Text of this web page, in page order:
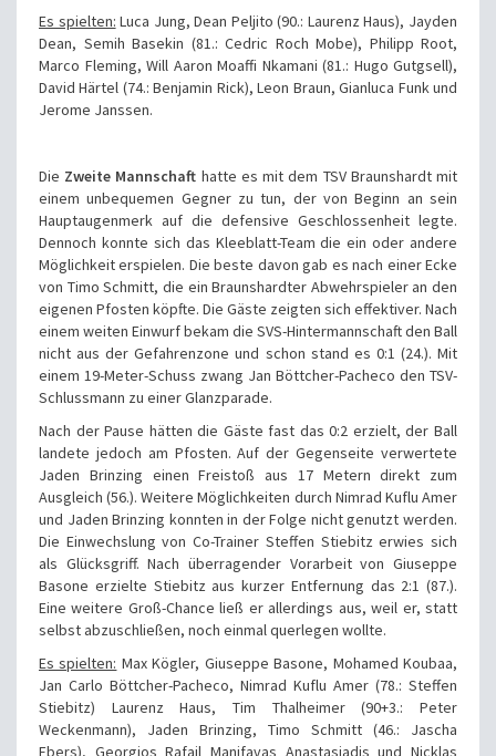
Es spielten: Luca Jung, Dean Peljito (90.: Laurenz Haus), Jayden
Dean, Semih Basekin (81.: Cedric Roch Mobe), Philipp Root,
Marco Fleming, Will Aaron Moaffi Nkamani (81.: Hugo Gutgsell),
David Härtel (74.: Benjamin Rick), Leon Braun, Gianluca Funk und
Jerome Janssen.
Die Zweite Mannschaft hatte es mit dem TSV Braunshardt mit
einem unbequemen Gegner zu tun, der von Beginn an sein
Hauptaugenmerk auf die defensive Geschlossenheit legte.
Dennoch konnte sich das Kleeblatt-Team die ein oder andere
Möglichkeit erspielen. Die beste davon gab es nach einer Ecke
von Timo Schmitt, die ein Braunshardter Abwehrspieler an den
eigenen Pfosten köpfte. Die Gäste zeigten sich effektiver. Nach
einem weiten Einwurf bekam die SVS-Hintermannschaft den Ball
nicht aus der Gefahrenzone und schon stand es 0:1 (24.). Mit
einem 19-Meter-Schuss zwang Jan Böttcher-Pacheco den TSV-
Schlussmann zu einer Glanzparade.
Nach der Pause hätten die Gäste fast das 0:2 erzielt, der Ball
landete jedoch am Pfosten. Auf der Gegenseite verwertete
Jaden Brinzing einen Freistoß aus 17 Metern direkt zum
Ausgleich (56.). Weitere Möglichkeiten durch Nimrad Kuflu Amer
und Jaden Brinzing konnten in der Folge nicht genutzt werden.
Die Einwechslung von Co-Trainer Steffen Stiebitz erwies sich
als Glücksgriff. Nach überragender Vorarbeit von Giuseppe
Basone erzielte Stiebitz aus kurzer Entfernung das 2:1 (87.).
Eine weitere Groß-Chance ließ er allerdings aus, weil er, statt
selbst abzuschließen, noch einmal querlegen wollte.
Es spielten: Max Kögler, Giuseppe Basone, Mohamed Koubaa,
Jan Carlo Böttcher-Pacheco, Nimrad Kuflu Amer (78.: Steffen
Stiebitz) Laurenz Haus, Tim Thalheimer (90+3.: Peter
Weckenmann), Jaden Brinzing, Timo Schmitt (46.: Jascha
Ebers), Georgios Rafail Manifavas Anastasiadis und Nicklas